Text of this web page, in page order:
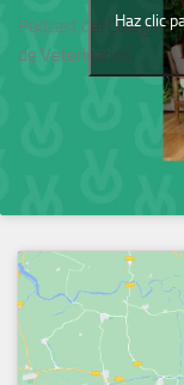
Podcast del Colegio
de Veterinarios
Haz clic